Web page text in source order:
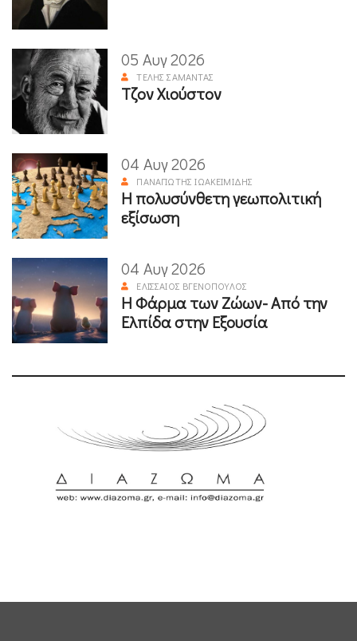
05 Αυγ 2026
ΤΈΛΗΣ ΣΑΜΑΝΤΆΣ
Τζον Χιούστον
04 Αυγ 2026
ΠΑΝΑΓΙΏΤΗΣ ΙΩΑΚΕΙΜΊΔΗΣ
Η πολυσύνθετη γεωπολιτική
εξίσωση
04 Αυγ 2026
ΕΛΙΣΣΑΊΟΣ ΒΓΕΝΌΠΟΥΛΟΣ
Η Φάρμα των Ζώων- Από την
Ελπίδα στην Εξουσία